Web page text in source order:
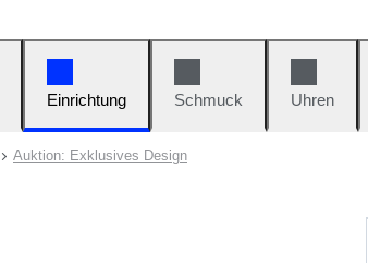
Einrichtung Schmuck Uhren
Auktion: Exklusives Design